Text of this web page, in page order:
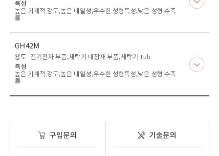
특성
높은 기계적 강도,높은 내열성,우수한 성형특성,낮은 성형 수축
률
GH42M
용도
전기전자 부품,세탁기 내장재 부품,세탁기 Tub
특성
높은 기계적 강도,높은 내열성,우수한 성형특성,낮은 성형 수축
률
구입문의 기술문의